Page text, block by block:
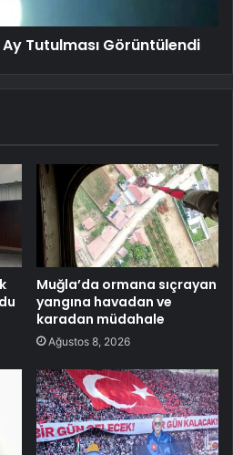
Tutulması Görüntülendi
Muğla’da ormana sıçrayan
yangına havadan ve
karadan müdahale
Ağustos 8, 2026